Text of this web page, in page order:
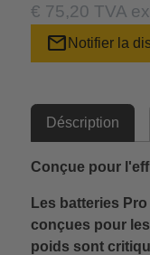
€ 75,20 TVA
mail Notifier la
Déscription
Conçue pour
Les batteries
conçues pour
poids sont